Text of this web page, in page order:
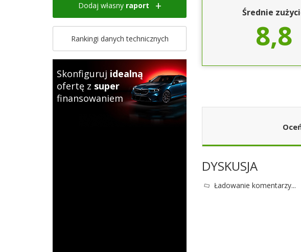
Średnie
8,8
DYSKUSJA
Ładowanie komentarzy...
Dodaj własny raport
Rankingi danych technicznych
Skonfiguruj idealną
ofertę z super
finansowaniem